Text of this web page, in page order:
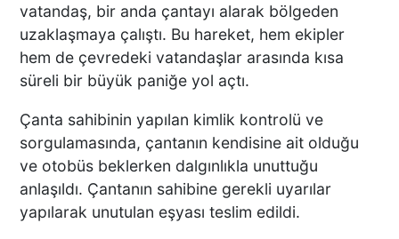
DENİZLİ’DE ÇARPIŞMANIN
ŞİDDETİYLE SAVRULDU! 5
ARAÇ HASAR GÖRDÜ
BAŞKAN ERDOĞAN, SON
SÜRAT ÜYE VE ESNAF
ZİYARETLERİNE DEVAM
EDİYOR
vatandaş, bir anda çantayı alarak bölgeden
uzaklaşmaya çalıştı. Bu hareket, hem ekipler
hem de çevredeki vatandaşlar arasında kısa
süreli bir büyük paniğe yol açtı.
Çanta sahibinin yapılan kimlik kontrolü ve
sorgulamasında, çantanın kendisine ait olduğu
ve otobüs beklerken dalgınlıkla unuttuğu
anlaşıldı. Çantanın sahibine gerekli uyarılar
yapılarak unutulan eşyası teslim edildi.